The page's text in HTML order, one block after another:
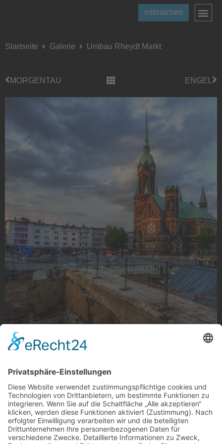
mitmachen
Startseite Galerie Umbau Rheydt Markt
MORGENTAU ENGEL
Umbau Rheydt Markt
Umbau Rheydt Markt
Foto: Anne Offermanns